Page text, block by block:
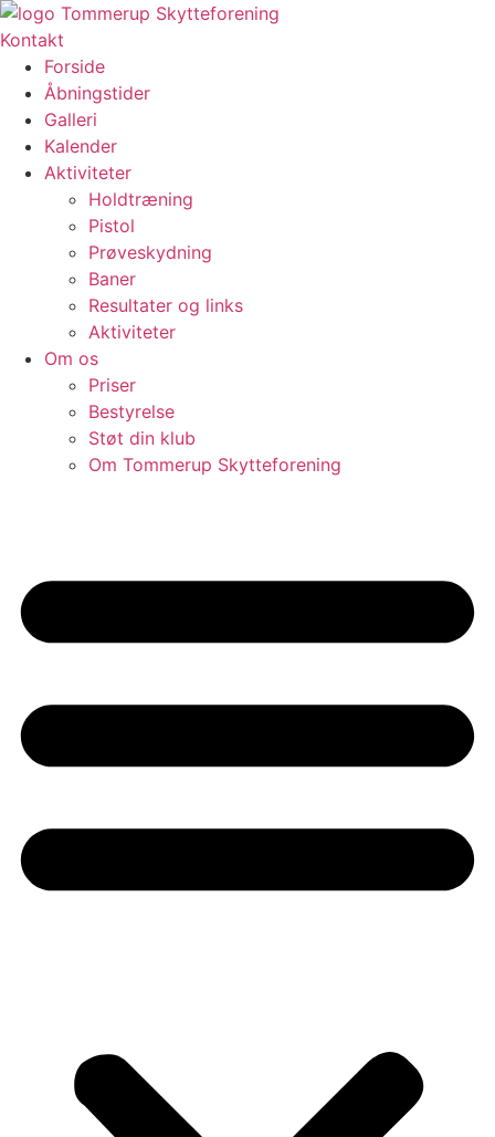
Videre
til
indhold
Kontakt
Forside
Åbningstider
Galleri
Kalender
Aktiviteter
Holdtræning
Pistol
Prøveskydning
Baner
Resultater og links
Aktiviteter
Om os
Priser
Bestyrelse
Støt din klub
Om Tommerup Skytteforening